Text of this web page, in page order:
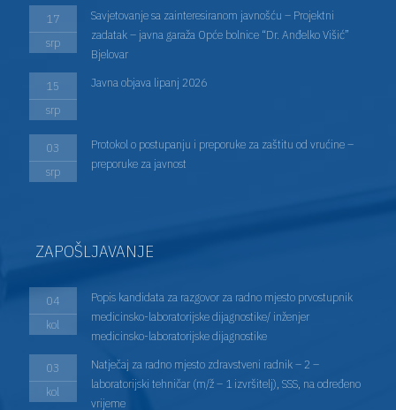
17
srp
Savjetovanje sa zainteresiranom javnošću – Projektni
zadatak – javna garaža Opće bolnice “Dr. Anđelko Višić”
Bjelovar
15
srp
Javna objava lipanj 2026
03
srp
Protokol o postupanju i preporuke za zaštitu od vrućine –
preporuke za javnost
ZAPOŠLJAVANJE
04
kol
Popis kandidata za razgovor za radno mjesto prvostupnik
medicinsko-laboratorijske dijagnostike/ inženjer
medicinsko-laboratorijske dijagnostike
03
kol
Natječaj za radno mjesto zdravstveni radnik – 2 –
laboratorijski tehničar (m/ž – 1 izvršitelj), SSS, na određeno
vrijeme